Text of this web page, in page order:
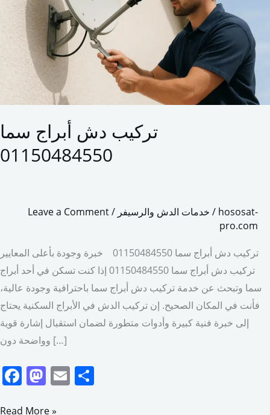
تركيب دش أبراج سما
01150484550
Leave a Comment/ خدمات الدش والرسيفر / hososat-
pro.com
تركيب دش أبراج سما 01150484550 خبرة وجودة بأعلى المعايير
تركيب دش أبراج سما 01150484550 إذا كنت تسكن في أحد أبراج
سما وتبحث عن خدمة تركيب دش أبراج سما باحترافية وجودة عالية،
فأنت في المكان الصحيح. إن تركيب الدش في الأبراج السكنية يحتاج
إلى خبرة فنية كبيرة وأدوات متطورة لضمان استقبال إشارة قوية
وواضحة دون […]
F M E
Read More »